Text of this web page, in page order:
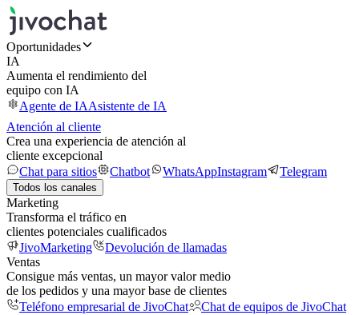
Oportunidades
IA
Aumenta el rendimiento del
equipo con IA
Agente de IAAsistente de IA
Atención al cliente
Crea una experiencia de atención al
cliente excepcional
Chat para sitios
Chatbot WhatsAppInstagram Telegram
Todos los canales
Marketing
Transforma el tráfico en
clientes potenciales cualificados
JivoMarketing
Devolución de llamadas
Ventas
Consigue más ventas, un mayor valor medio
de los pedidos y una mayor base de clientes
Teléfono empresarial de JivoChat
Chat de equipos de JivoChat